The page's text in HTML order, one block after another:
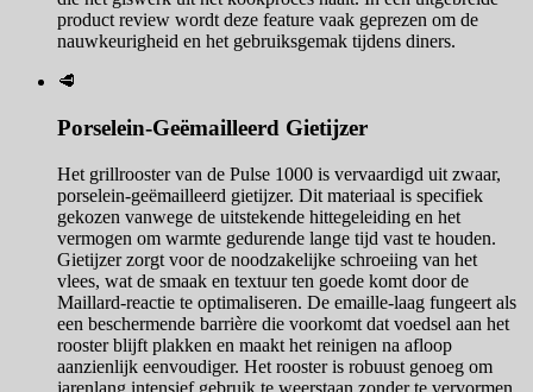
product review wordt deze feature vaak geprezen om de
nauwkeurigheid en het gebruiksgemak tijdens diners.
🥩
Porselein-Geëmailleerd Gietijzer
Het grillrooster van de Pulse 1000 is vervaardigd uit zwaar,
porselein-geëmailleerd gietijzer. Dit materiaal is specifiek
gekozen vanwege de uitstekende hittegeleiding en het
vermogen om warmte gedurende lange tijd vast te houden.
Gietijzer zorgt voor de noodzakelijke schroeiing van het
vlees, wat de smaak en textuur ten goede komt door de
Maillard-reactie te optimaliseren. De emaille-laag fungeert als
een beschermende barrière die voorkomt dat voedsel aan het
rooster blijft plakken en maakt het reinigen na afloop
aanzienlijk eenvoudiger. Het rooster is robuust genoeg om
jarenlang intensief gebruik te weerstaan zonder te vervormen